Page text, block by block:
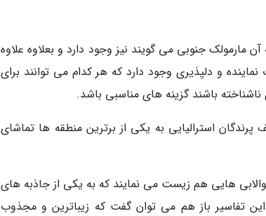
مارمولک جنوبی می گویند نیز وجود دارد و بعلاوه علاوه
و دلپذیری وجود دارد که هر کدام می توانند برای
باشند گزینه های مناسبی باشد.
از 30 درصد گونه های مختلف پرندگان استرالیایی به یکی از برترین منطقه ها تماشای
والابی هایی هم زیست می نمایند که به یکی از جاذبه های
این تفاسیر باز هم می توان گفت که زیباترین و مجذوب